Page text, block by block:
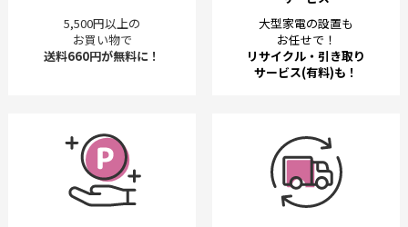
5,500円以上の
お買い物で
送料660円が無料に！
大型家電の設置も
お任せで！
リサイクル・引き取り
サービス(有料)も！